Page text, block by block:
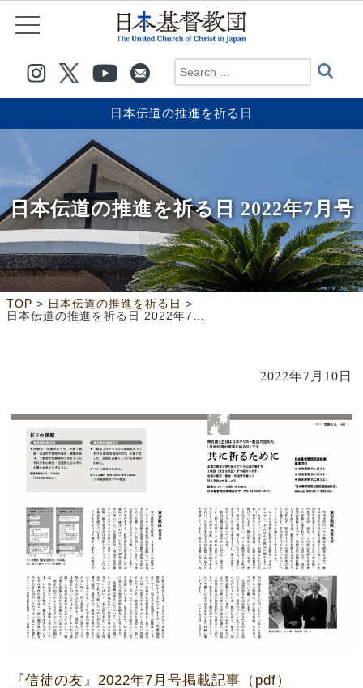
日本伝道の推進を祈る日
日本伝道の推進を祈る日 2022年7月号
TOP > 日本伝道の推進を祈る日 >
2022年7月10日
『信徒の友』2022年7月号掲載記事（pdf）